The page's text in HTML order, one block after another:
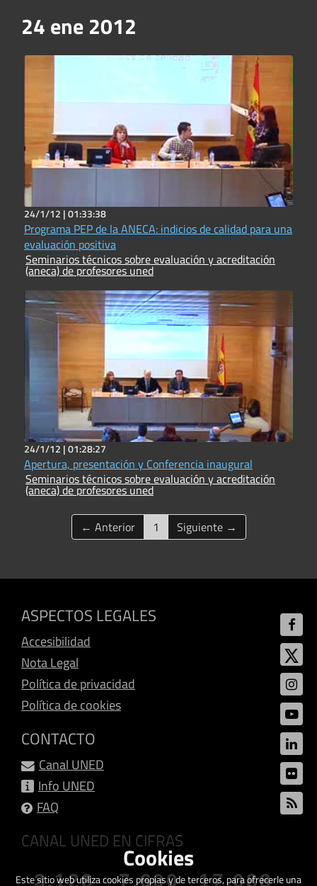
24 ene 2012
24/1/12 |01:33:38
Programa PEP de la ANECA: indicios de calidad para una
evaluación positiva
Seminarios técnicos sobre evaluación y acreditación
(aneca) de profesores uned
24/1/12 |01:28:27
Apertura, presentación y Conferencia inaugural
Seminarios técnicos sobre evaluación y acreditación
(aneca) de profesores uned
← Anterior 1 (current)
Siguiente →
ASPECTOS LEGALES
Accesibilidad
Nota Legal
Política de privacidad
Política de cookies
CONTACTO
Canal UNED
Info UNED
FAQ
CANAL UNED EN CIFRAS
3.128 7.600 17.088
Cookies
Este sitio web utiliza cookies propias y de terceros, para ofrecerle una